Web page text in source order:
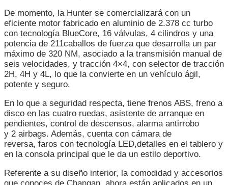
De momento, la Hunter se comercializará con un
eficiente motor fabricado en aluminio de 2.378 cc turbo
con tecnología BlueCore, 16 válvulas, 4 cilindros y una
potencia de 211caballos de fuerza que desarrolla un par
máximo de 320 NM, asociado a la transmisión manual de
seis velocidades, y tracción 4×4, con selector de tracción
2H, 4H y 4L, lo que la convierte en un vehículo ágil,
potente y seguro.
En lo que a seguridad respecta, tiene frenos ABS, freno a
disco en las cuatro ruedas, asistente de arranque en
pendientes, control de descensos, alarma antirrobo
y 2 airbags. Además, cuenta con cámara de
reversa, faros con tecnología LED,detalles en el tablero y
en la consola principal que le da un estilo deportivo.
Referente a su diseño interior, la comodidad y accesorios